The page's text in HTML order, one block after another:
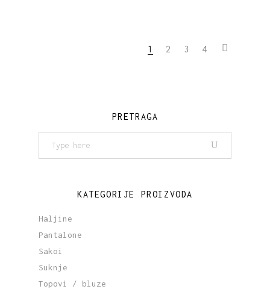
1 2 3 4
PRETRAGA
KATEGORIJE PROIZVODA
Haljine
Pantalone
Sakoi
Suknje
Topovi / bluze